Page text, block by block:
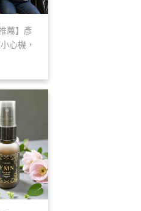
薦】彥
心機，